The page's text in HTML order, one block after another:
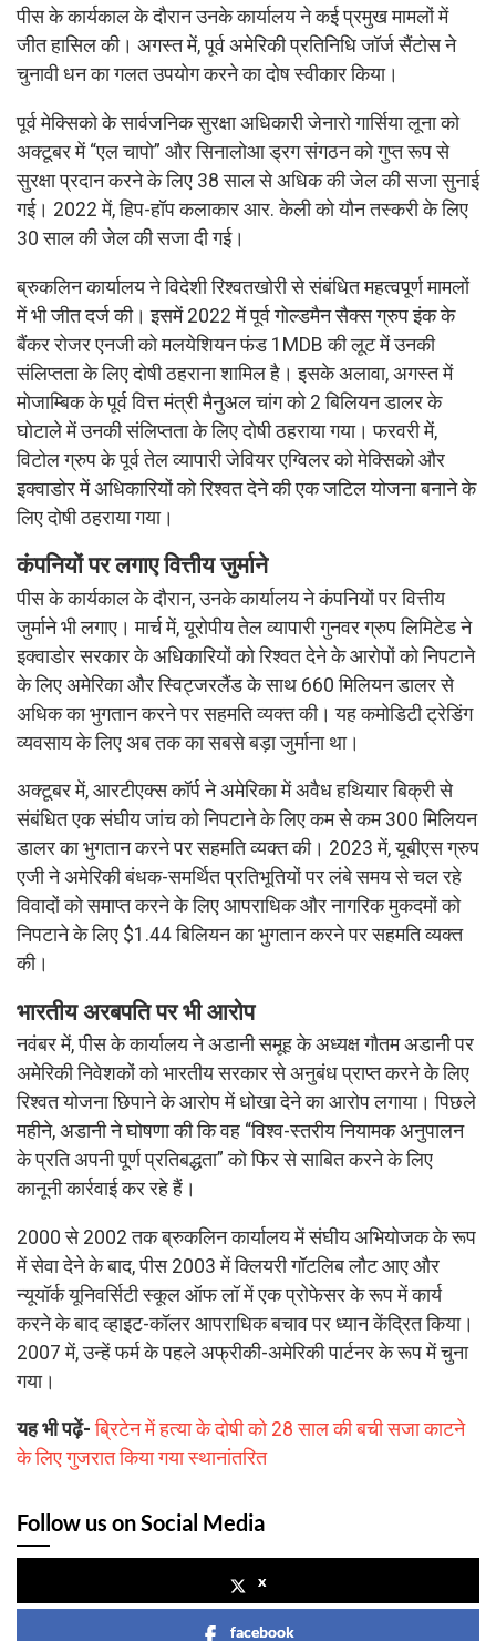
पीस के कार्यकाल के दौरान उनके कार्यालय ने कई प्रमुख मामलों में
जीत हासिल की। अगस्त में, पूर्व अमेरिकी प्रतिनिधि जॉर्ज सैंटोस ने
चुनावी धन का गलत उपयोग करने का दोष स्वीकार किया।
पूर्व मेक्सिको के सार्वजनिक सुरक्षा अधिकारी जेनारो गार्सिया लूना को
अक्टूबर में “एल चापो” और सिनालोआ ड्रग संगठन को गुप्त रूप से
सुरक्षा प्रदान करने के लिए 38 साल से अधिक की जेल की सजा सुनाई
गई। 2022 में, हिप-हॉप कलाकार आर. केली को यौन तस्करी के लिए
30 साल की जेल की सजा दी गई।
ब्रुकलिन कार्यालय ने विदेशी रिश्वतखोरी से संबंधित महत्वपूर्ण मामलों
में भी जीत दर्ज की। इसमें 2022 में पूर्व गोल्डमैन सैक्स ग्रुप इंक के
बैंकर रोजर एनजी को मलयेशियन फंड 1MDB की लूट में उनकी
संलिप्तता के लिए दोषी ठहराना शामिल है। इसके अलावा, अगस्त में
मोजाम्बिक के पूर्व वित्त मंत्री मैनुअल चांग को 2 बिलियन डालर के
घोटाले में उनकी संलिप्तता के लिए दोषी ठहराया गया। फरवरी में,
विटोल ग्रुप के पूर्व तेल व्यापारी जेवियर एग्विलर को मेक्सिको और
इक्वाडोर में अधिकारियों को रिश्वत देने की एक जटिल योजना बनाने के
लिए दोषी ठहराया गया।
कंपनियों पर लगाए वित्तीय जुर्माने
पीस के कार्यकाल के दौरान, उनके कार्यालय ने कंपनियों पर वित्तीय
जुर्माने भी लगाए। मार्च में, यूरोपीय तेल व्यापारी गुनवर ग्रुप लिमिटेड ने
इक्वाडोर सरकार के अधिकारियों को रिश्वत देने के आरोपों को निपटाने
के लिए अमेरिका और स्विट्जरलैंड के साथ 660 मिलियन डालर से
अधिक का भुगतान करने पर सहमति व्यक्त की। यह कमोडिटी ट्रेडिंग
व्यवसाय के लिए अब तक का सबसे बड़ा जुर्माना था।
अक्टूबर में, आरटीएक्स कॉर्प ने अमेरिका में अवैध हथियार बिक्री से
संबंधित एक संघीय जांच को निपटाने के लिए कम से कम 300 मिलियन
डालर का भुगतान करने पर सहमति व्यक्त की। 2023 में, यूबीएस ग्रुप
एजी ने अमेरिकी बंधक-समर्थित प्रतिभूतियों पर लंबे समय से चल रहे
विवादों को समाप्त करने के लिए आपराधिक और नागरिक मुकदमों को
निपटाने के लिए $1.44 बिलियन का भुगतान करने पर सहमति व्यक्त
की।
भारतीय अरबपति पर भी आरोप
नवंबर में, पीस के कार्यालय ने अडानी समूह के अध्यक्ष गौतम अडानी पर
अमेरिकी निवेशकों को भारतीय सरकार से अनुबंध प्राप्त करने के लिए
रिश्वत योजना छिपाने के आरोप में धोखा देने का आरोप लगाया। पिछले
महीने, अडानी ने घोषणा की कि वह “विश्व-स्तरीय नियामक अनुपालन
के प्रति अपनी पूर्ण प्रतिबद्धता” को फिर से साबित करने के लिए
कानूनी कार्रवाई कर रहे हैं।
2000 से 2002 तक ब्रुकलिन कार्यालय में संघीय अभियोजक के रूप
में सेवा देने के बाद, पीस 2003 में क्लियरी गॉटलिब लौट आए और
न्यूयॉर्क यूनिवर्सिटी स्कूल ऑफ लॉ में एक प्रोफेसर के रूप में कार्य
करने के बाद व्हाइट-कॉलर आपराधिक बचाव पर ध्यान केंद्रित किया।
2007 में, उन्हें फर्म के पहले अफ्रीकी-अमेरिकी पार्टनर के रूप में चुना
गया।
यह भी पढ़ें- ब्रिटेन में हत्या के दोषी को 28 साल की बची सजा काटने
के लिए गुजरात किया गया स्थानांतरित
Follow us on Social Media
x
facebook